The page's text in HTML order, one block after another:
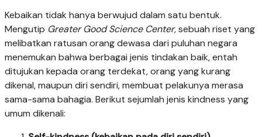
Kebaikan tidak hanya berwujud dalam satu bentuk.
Mengutip Greater Good Science Center, sebuah riset yang
melibatkan ratusan orang dewasa dari puluhan negara
menemukan bahwa berbagai jenis tindakan baik, entah
ditujukan kepada orang terdekat, orang yang kurang
dikenal, maupun diri sendiri, membuat pelakunya merasa
sama-sama bahagia. Berikut sejumlah jenis kindness yang
umum dikenali: